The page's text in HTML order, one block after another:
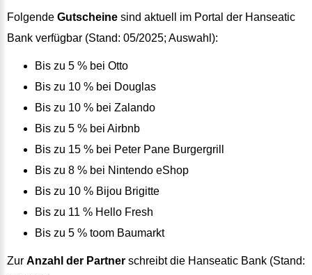
Folgende Gutscheine sind aktuell im Portal der Hanseatic
Bank verfügbar (Stand: 05/2025; Auswahl):
Bis zu 5 % bei Otto
Bis zu 10 % bei Douglas
Bis zu 10 % bei Zalando
Bis zu 5 % bei Airbnb
Bis zu 15 % bei Peter Pane Burgergrill
Bis zu 8 % bei Nintendo eShop
Bis zu 10 % Bijou Brigitte
Bis zu 11 % Hello Fresh
Bis zu 5 % toom Baumarkt
Zur Anzahl der Partner schreibt die Hanseatic Bank (Stand: